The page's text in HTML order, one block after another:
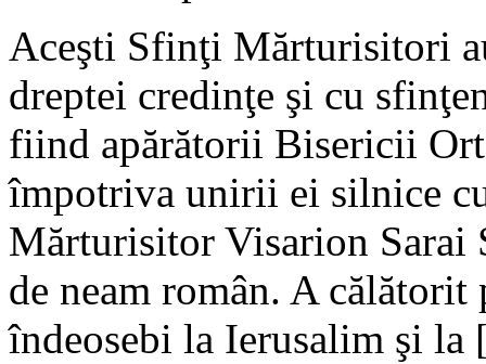
Aceşti Sfinţi Mărturisitori
dreptei credinţe şi cu
fiind apărătorii Bisericii
împotriva unirii ei silnice
Mărturisitor Visarion Sarai
de neam român. A
îndeosebi la Ierusalim şi la